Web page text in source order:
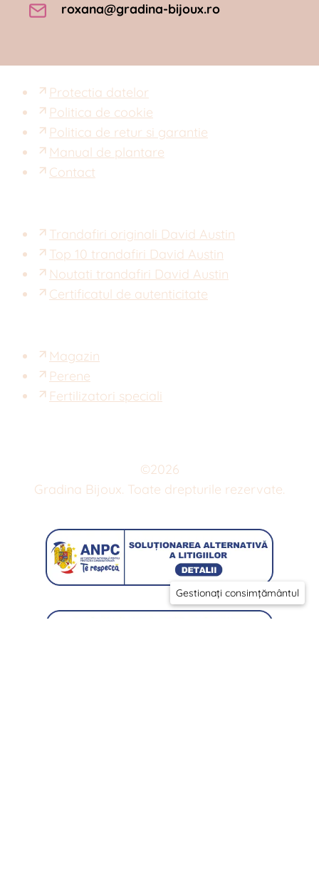
roxana@gradina-bijoux.ro
Protectia datelor
Politica de cookie
Politica de retur si garantie
Manual de plantare
Contact
Trandafiri originali David Austin
Top 10 trandafiri David Austin
Noutati trandafiri David Austin
Certificatul de autenticitate
Magazin
Perene
Fertilizatori speciali
©2026
Gradina Bijoux. Toate drepturile rezervate.
Gestionați consimțământul